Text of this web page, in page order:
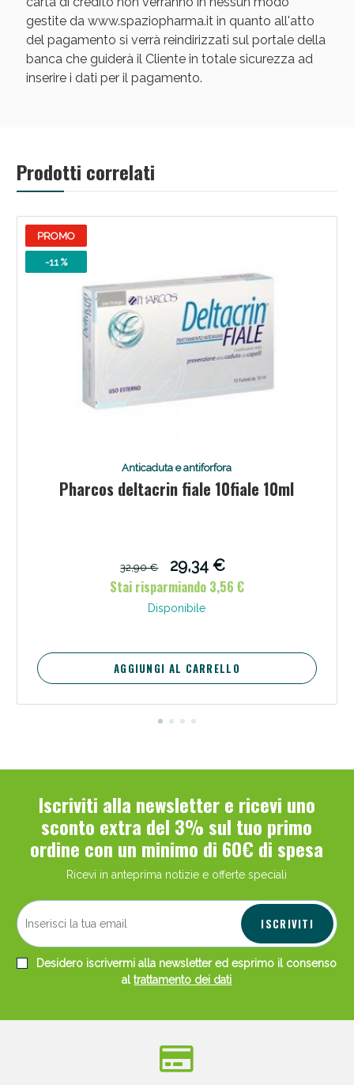
gestite da www.spaziopharma.it in quanto all'atto
del pagamento si verrà reindirizzati sul portale della
banca che guiderà il Cliente in totale sicurezza ad
inserire i dati per il pagamento.
Prodotti correlati
PROMO
-11 %
Anticaduta e antiforfora
Pharcos deltacrin fiale 10fiale 10ml
32,90 €
29,34 €
Stai risparmiando 3,56 €
Disponibile
AGGIUNGI AL CARRELLO
Iscriviti alla newsletter e ricevi uno
sconto extra del 3% sul tuo primo
ordine con un minimo di 60€ di spesa
Ricevi in anteprima notizie e offerte speciali
ISCRIVITI
Desidero iscrivermi alla newsletter ed esprimo il consenso
altrattamento dei dati